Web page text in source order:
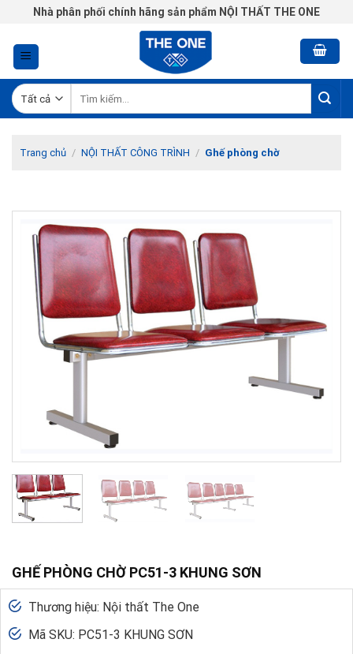
Chuyển
nội
dung
Nhà phân phối chính hãng sản phẩm NỘI THẤT THE ONE
kiếm:
Trang chủ / NỘI THẤT CÔNG TRÌNH / Ghế phòng chờ
GHẾ PHÒNG CHỜ PC51-3 KHUNG SƠN
Thương hiệu: Nội thất The One
Mã SKU: PC51-3 KHUNG SƠN